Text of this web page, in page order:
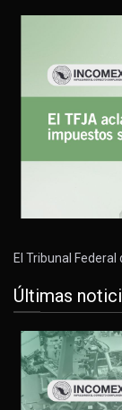
El Tribunal
Últimas